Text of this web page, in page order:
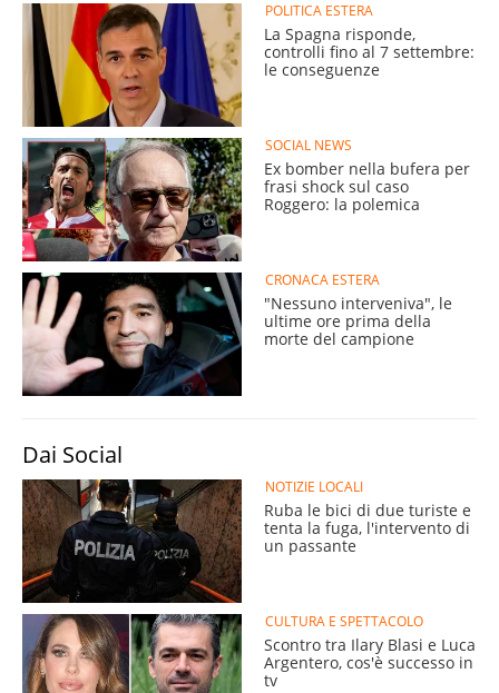
POLITICA ESTERA
La Spagna risponde,
controlli fino al 7 settembre:
le conseguenze
SOCIAL NEWS
Ex bomber nella bufera per
frasi shock sul caso
Roggero: la polemica
CRONACA ESTERA
"Nessuno interveniva", le
ultime ore prima della
morte del campione
Dai Social
NOTIZIE LOCALI
Ruba le bici di due turiste e
tenta la fuga, l'intervento di
un passante
CULTURA E SPETTACOLO
Scontro tra Ilary Blasi e Luca
Argentero, cos'è successo in
tv